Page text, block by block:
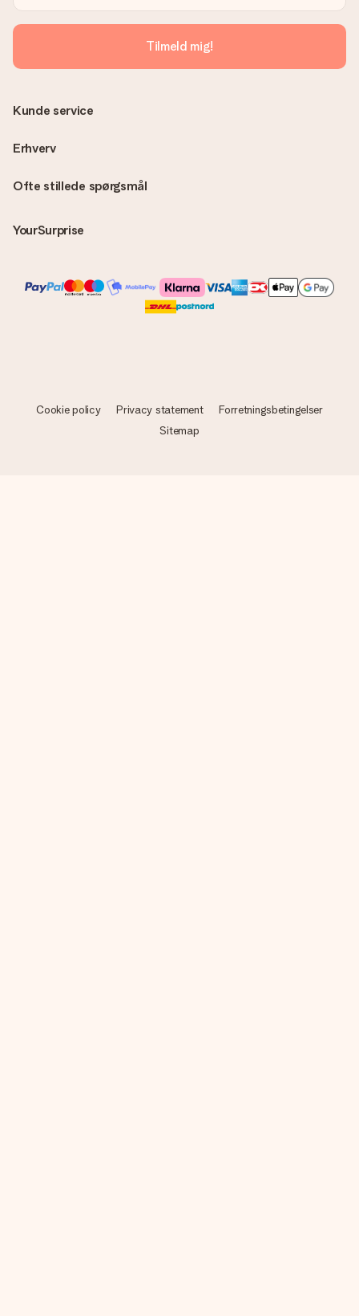
Ingen faktura sendes med din ordre. Du modtager altid
fakturaen i bekræftelsesemailen, og du kan altid finde den i din
MySurprise-konto. Det betyder at du kan få gaven leveret
direkte til modtageren, hvilket gør det til en sand
overraskelse!
Tilmeld mig!
Ofte stillede spørgsmål
YourSurprise
Kunde service
Erhverv
Cookie policy Privacy statement
Forretningsbetingelser
Sitemap